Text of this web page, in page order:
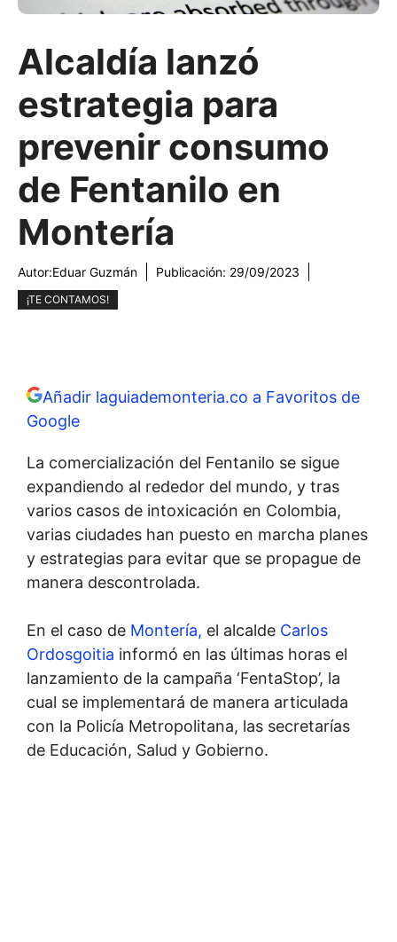
Alcaldía lanzó
estrategia para
prevenir consumo
de Fentanilo en
Montería
Autor:Eduar Guzmán Publicación: 29/09/2023
¡TE CONTAMOS!
Añadir laguiademonteria.co a Favoritos de
Google
La comercialización del Fentanilo se sigue
expandiendo al rededor del mundo, y tras
varios casos de intoxicación en Colombia,
varias ciudades han puesto en marcha planes
y estrategias para evitar que se propague de
manera descontrolada.
En el caso de Montería, el alcalde Carlos
Ordosgoitia informó en las últimas horas el
lanzamiento de la campaña ‘FentaStop’, la
cual se implementará de manera articulada
con la Policía Metropolitana, las secretarías
de Educación, Salud y Gobierno.